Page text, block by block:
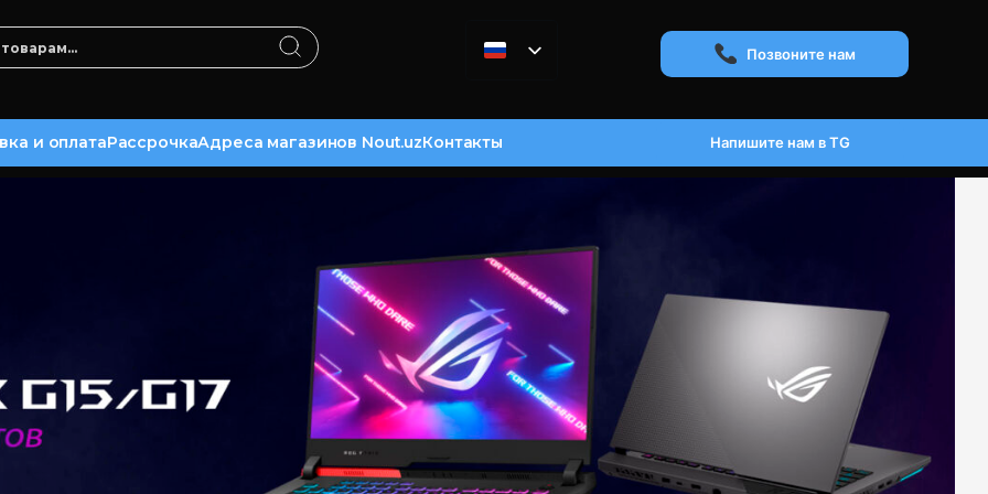
Позвоните нам
и оплатаРассрочкаАдреса магазинов Nout.uzКонтакты Напишите нам в TG